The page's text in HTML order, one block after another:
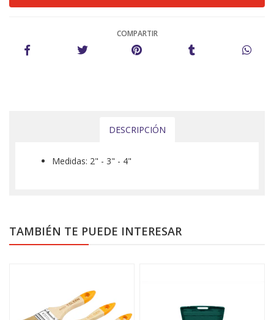
COMPARTIR
DESCRIPCIÓN
Medidas: 2" - 3" - 4"
TAMBIÉN TE PUEDE INTERESAR